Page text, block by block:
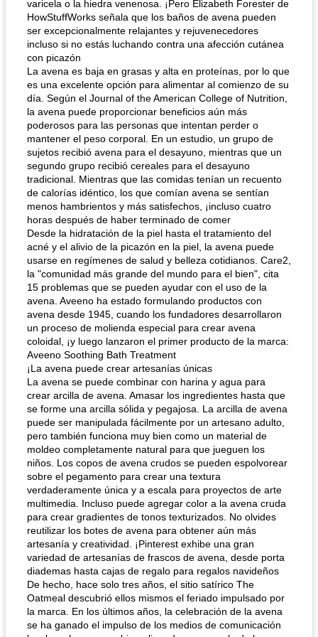
varicela o la hiedra venenosa. ¡Pero Elizabeth Forester de
HowStuffWorks señala que los baños de avena pueden
ser excepcionalmente relajantes y rejuvenecedores
incluso si no estás luchando contra una afección cutánea
con picazón
La avena es baja en grasas y alta en proteínas, por lo que
es una excelente opción para alimentar al comienzo de su
día. Según el Journal of the American College of Nutrition,
la avena puede proporcionar beneficios aún más
poderosos para las personas que intentan perder o
mantener el peso corporal. En un estudio, un grupo de
sujetos recibió avena para el desayuno, mientras que un
segundo grupo recibió cereales para el desayuno
tradicional. Mientras que las comidas tenían un recuento
de calorías idéntico, los que comían avena se sentían
menos hambrientos y más satisfechos, ¡incluso cuatro
horas después de haber terminado de comer
Desde la hidratación de la piel hasta el tratamiento del
acné y el alivio de la picazón en la piel, la avena puede
usarse en regímenes de salud y belleza cotidianos. Care2,
la "comunidad más grande del mundo para el bien", cita
15 problemas que se pueden ayudar con el uso de la
avena. Aveeno ha estado formulando productos con
avena desde 1945, cuando los fundadores desarrollaron
un proceso de molienda especial para crear avena
coloidal, ¡y luego lanzaron el primer producto de la marca:
Aveeno Soothing Bath Treatment
¡La avena puede crear artesanías únicas
La avena se puede combinar con harina y agua para
crear arcilla de avena. Amasar los ingredientes hasta que
se forme una arcilla sólida y pegajosa. La arcilla de avena
puede ser manipulada fácilmente por un artesano adulto,
pero también funciona muy bien como un material de
moldeo completamente natural para que jueguen los
niños. Los copos de avena crudos se pueden espolvorear
sobre el pegamento para crear una textura
verdaderamente única y a escala para proyectos de arte
multimedia. Incluso puede agregar color a la avena cruda
para crear gradientes de tonos texturizados. No olvides
reutilizar los botes de avena para obtener aún más
artesanía y creatividad. ¡Pinterest exhibe una gran
variedad de artesanías de frascos de avena, desde porta
diademas hasta cajas de regalo para regalos navideños
De hecho, hace solo tres años, el sitio satírico The
Oatmeal descubrió ellos mismos el feriado impulsado por
la marca. En los últimos años, la celebración de la avena
se ha ganado el impulso de los medios de comunicación